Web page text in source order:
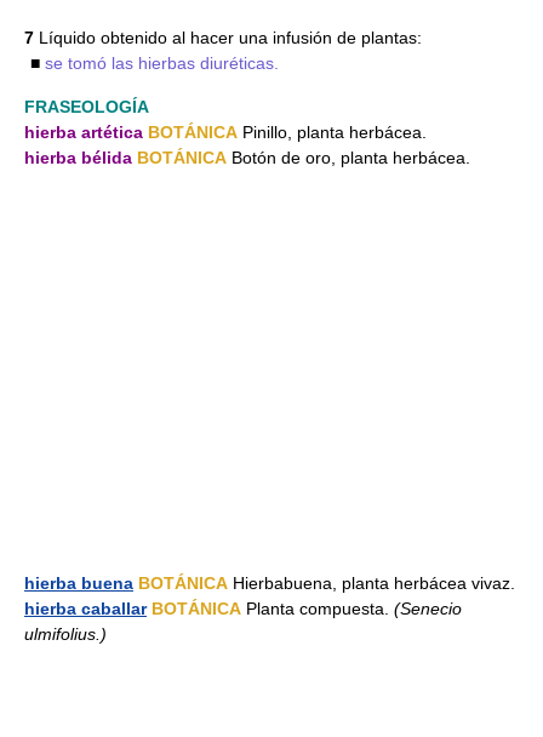
7 Líquido obtenido al hacer una infusión de plantas:
■ se tomó las hierbas diuréticas.
FRASEOLOGÍA
hierba artética BOTÁNICA Pinillo, planta herbácea.
hierba bélida BOTÁNICA Botón de oro, planta herbácea.
hierba buena BOTÁNICA Hierbabuena, planta herbácea vivaz.
hierba caballar BOTÁNICA Planta compuesta. (Senecio
ulmifolius.)